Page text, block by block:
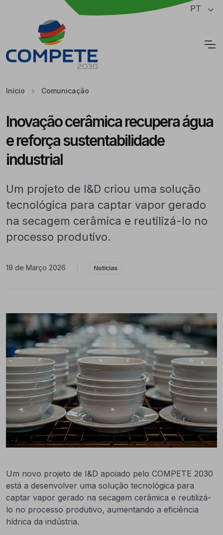
Saltar para o conteúdo principal da página PT
Início Comunicação
Inovação cerâmica recupera água
e reforça sustentabilidade
industrial
Um projeto de I&D criou uma solução
tecnológica para captar vapor gerado
na secagem cerâmica e reutilizá-lo no
processo produtivo.
19 de Março 2026 Notícias
Um novo projeto de I&D apoiado pelo COMPETE 2030
está a desenvolver uma solução tecnológica para
captar vapor gerado na secagem cerâmica e reutilizá-
lo no processo produtivo, aumentando a eficiência
hídrica da indústria.